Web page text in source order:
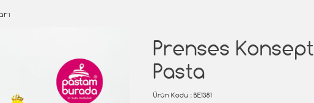
Prenses Konsept
Pasta
Ürün Kodu : BE1381